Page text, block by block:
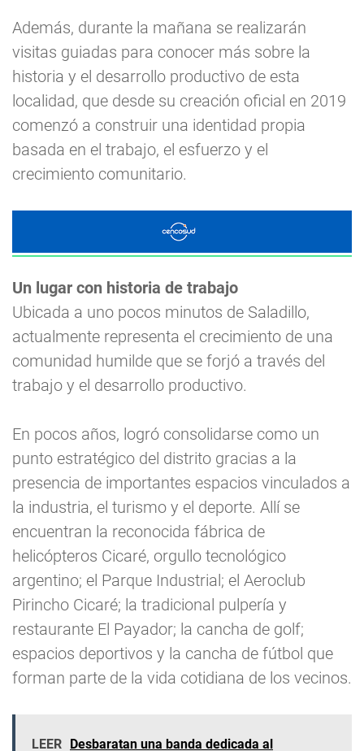
Además, durante la mañana se realizarán
visitas guiadas para conocer más sobre la
historia y el desarrollo productivo de esta
localidad, que desde su creación oficial en 2019
comenzó a construir una identidad propia
basada en el trabajo, el esfuerzo y el
crecimiento comunitario.
Un lugar con historia de trabajo
Ubicada a uno pocos minutos de Saladillo,
actualmente representa el crecimiento de una
comunidad humilde que se forjó a través del
trabajo y el desarrollo productivo.
En pocos años, logró consolidarse como un
punto estratégico del distrito gracias a la
presencia de importantes espacios vinculados a
la industria, el turismo y el deporte. Allí se
encuentran la reconocida fábrica de
helicópteros Cicaré, orgullo tecnológico
argentino; el Parque Industrial; el Aeroclub
Pirincho Cicaré; la tradicional pulpería y
restaurante El Payador; la cancha de golf;
espacios deportivos y la cancha de fútbol que
forman parte de la vida cotidiana de los vecinos.
LEER
Desbaratan una banda dedicada al